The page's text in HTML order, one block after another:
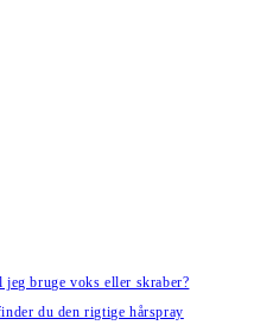
bruge voks eller skraber?
du den rigtige hårspray